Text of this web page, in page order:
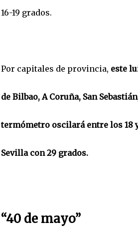
16-19 grados.
Por capitales de provincia, este
de Bilbao, A Coruña, San
termómetro oscilará entre los 18
Sevilla con 29 grados.
“40 de mayo”